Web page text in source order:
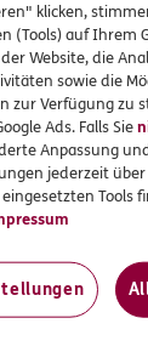
Bedarf
klicken,
(Tools) auf Ihrem
Website, die
sowie die
zur Verfügung zu
Ads. Falls Sie
Anpassung
jederzeit
Tools